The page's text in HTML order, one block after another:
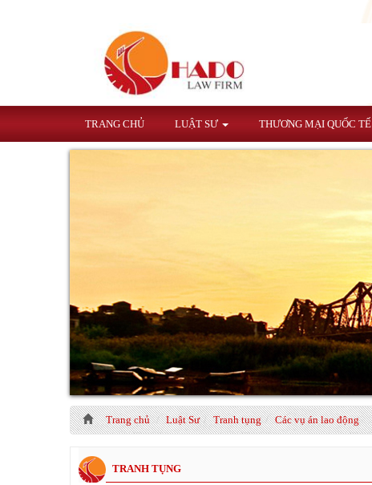
TRANG CHỦ LUẬT SƯ THƯƠNG MẠI QUỐC TẾ
Trang chủ Luật Sư Tranh tụng Các vụ án lao động
TRANH TỤNG